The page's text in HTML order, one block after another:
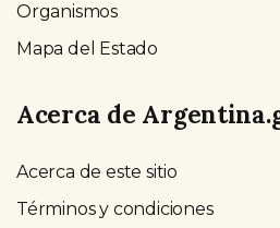
Organismos
Mapa del Estado
Acerca de
Acerca de este sitio
Términos y condiciones